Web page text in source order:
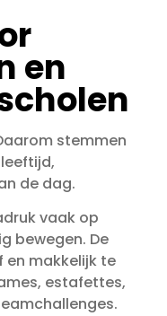
en
stemmen
de dag.
vaak op
bewegen. De
en makkelijk te
estafettes,